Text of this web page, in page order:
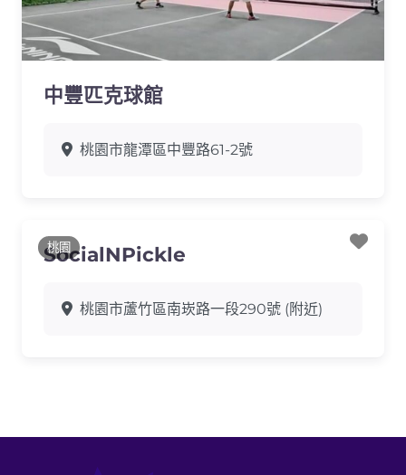
中豐匹克球館
桃園市龍潭區中豐路61-2號
桃園
SocialNPickle
桃園市蘆竹區南崁路一段290號 (附近)